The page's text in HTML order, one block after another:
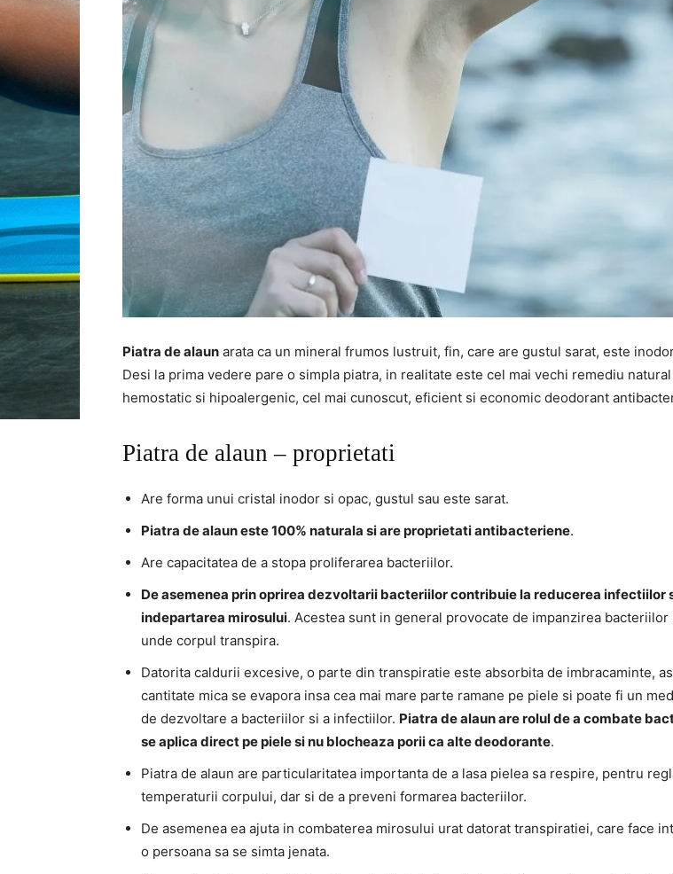
Piatra de alaun arata ca un mineral frumos lustruit, fin, care are gustul sarat, este
Desi la prima vedere pare o simpla piatra, in realitate este cel mai vechi remediu natural
hemostatic si hipoalergenic, cel mai cunoscut, eficient si economic deodorant
Piatra de alaun – proprietati
Are forma unui cristal inodor si opac, gustul sau este sarat.
Piatra de alaun este 100% naturala si are proprietati antibacteriene.
Are capacitatea de a stopa proliferarea bacteriilor.
De asemenea prin oprirea dezvoltarii bacteriilor contribuie la reducerea infectiilor
indepartarea mirosului. Acestea sunt in general provocate de impanzirea bacteriilor
unde corpul transpira.
Datorita caldurii excesive, o parte din transpiratie este absorbita de imbracaminte,
cantitate mica se evapora insa cea mai mare parte ramane pe piele si poate fi un
de dezvoltare a bacteriilor si a infectiilor. Piatra de alaun are rolul de a combate
se aplica direct pe piele si nu blocheaza porii ca alte deodorante.
Piatra de alaun are particularitatea importanta de a lasa pielea sa respire, pentru
temperaturii corpului, dar si de a preveni formarea bacteriilor.
De asemenea ea ajuta in combaterea mirosului urat datorat transpiratiei, care face
o persoana sa se simta jenata.